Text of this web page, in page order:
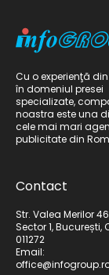
Cu o experienţă din
în domeniul presei
specializate,
noastra este una
cele mai mari
publicitate din
Contact
Str. Valea Merilor 46
Sector 1, București,
011272
Email: